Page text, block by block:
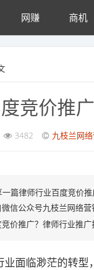
网赚 商机
竞价推
3482 九枝兰网
篇律师行业百度竞价
信公众号九枝兰网络
价推广？律师行业推广
临渺茫的转型